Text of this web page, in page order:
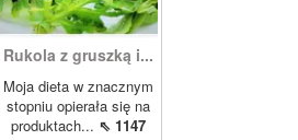
Rukola z gruszką i...
Moja dieta w znacznym
stopniu opierała się na
produktach... ⇖ 1147